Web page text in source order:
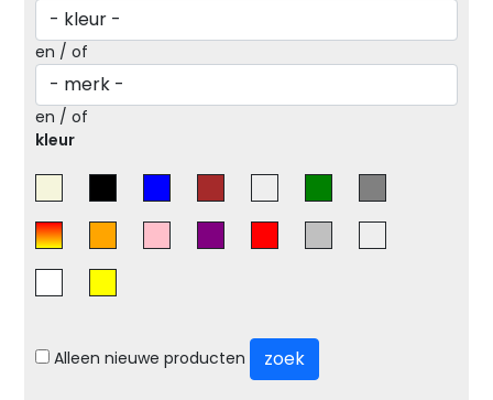
en / of
en / of
kleur
Alleen nieuwe producten zoek